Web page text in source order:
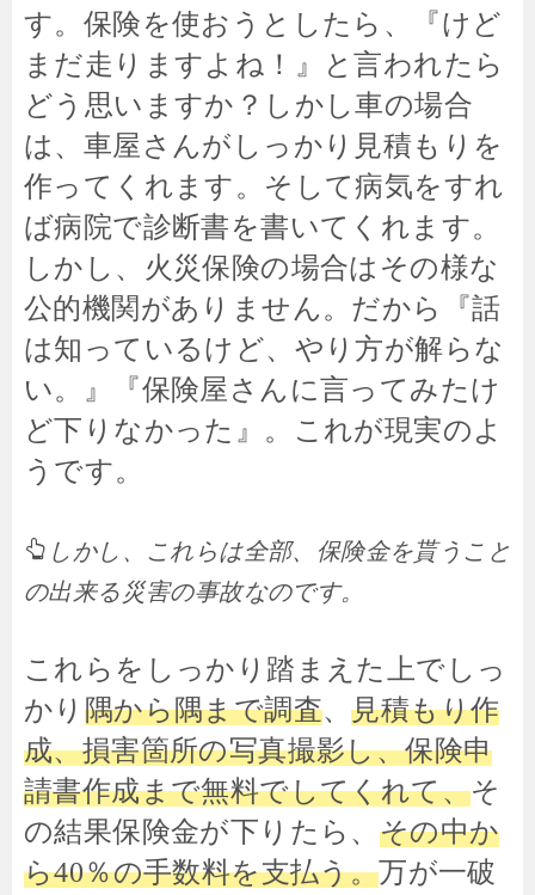
す。保険を使おうとしたら、『けど
まだ走りますよね！』と言われたら
どう思いますか？しかし車の場合
は、車屋さんがしっかり見積もりを
作ってくれます。そして病気をすれ
ば病院で診断書を書いてくれます。
しかし、火災保険の場合はその様な
公的機関がありません。だから『話
は知っているけど、やり方が解らな
い。』『保険屋さんに言ってみたけ
ど下りなかった』。これが現実のよ
うです。
しかし、これらは全部、 保険金を貰うこと
の出来る災害の事故なのです。
これらをしっかり踏まえた上でしっ
かり 隅から隅まで調査、見積もり作
成、損害箇所の写真撮影し、保険申
請書作成まで無料でしてくれて、そ
の結果保険金が下りたら、 その中か
ら40％の手数料を支払う。万が一破